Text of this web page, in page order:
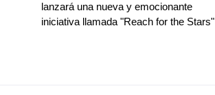
lanzará una nueva y emocionante
iniciativa llamada "Reach for the Stars"